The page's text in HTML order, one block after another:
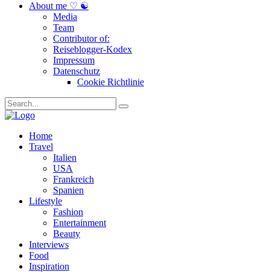
About me ♡ ☯
Media
Team
Contributor of:
Reiseblogger-Kodex
Impressum
Datenschutz
Cookie Richtlinie
Home
Travel
Italien
USA
Frankreich
Spanien
Lifestyle
Fashion
Entertainment
Beauty
Interviews
Food
Inspiration